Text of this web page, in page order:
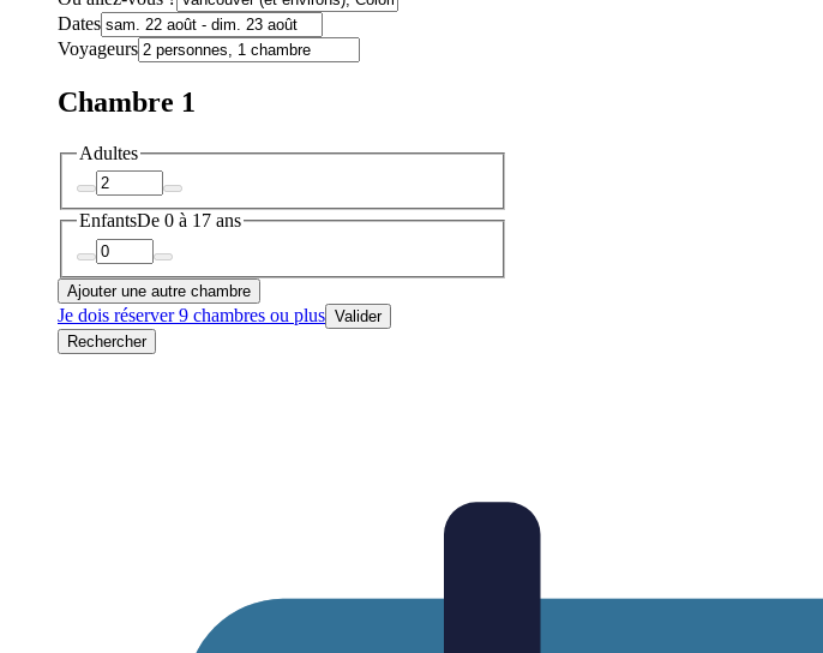
Dates
Voyageurs
Chambre 1
Adultes
EnfantsDe 0 à 17 ans
Ajouter une autre chambre
Je dois réserver 9 chambres ou plus Valider
Rechercher